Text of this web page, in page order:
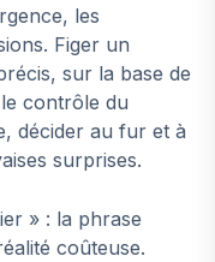
les
Figer un
sur la base de
contrôle du
décider au fur et à
surprises.
» : la phrase
coûteuse.